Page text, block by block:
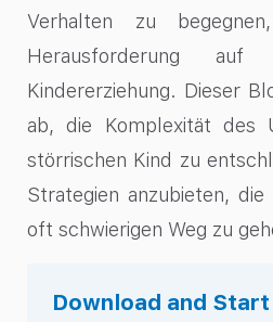
Verhalten zu
Herausforderung
Kindererziehung. Dieser
ab, die Komplexität des
störrischen Kind zu
Strategien anzubieten,
oft schwierigen Weg zu
Download and